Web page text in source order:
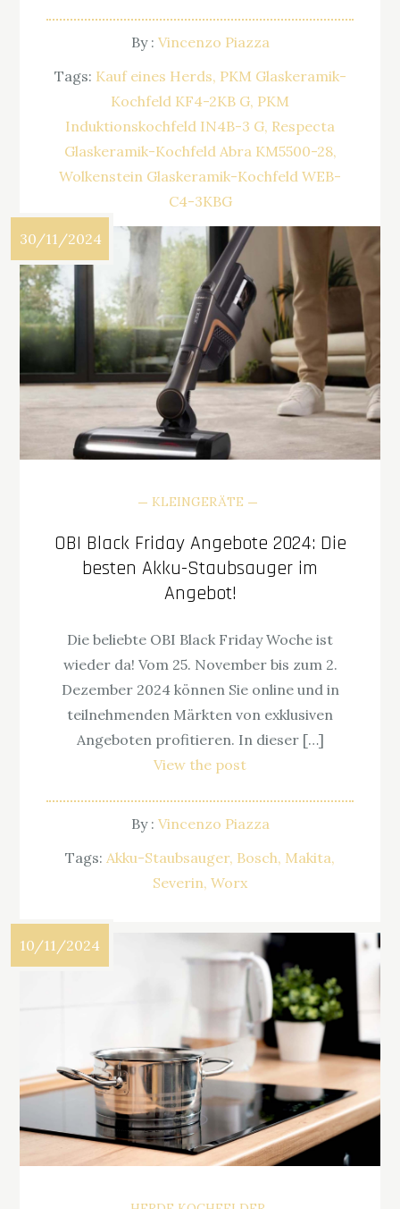
By : Vincenzo Piazza
Tags: Kauf eines Herds PKM Glaskeramik-
Kochfeld KF4-2KB G PKM
Induktionskochfeld IN4B-3 G Respecta
Glaskeramik-Kochfeld Abra KM5500-28
Wolkenstein Glaskeramik-Kochfeld WEB-
C4-3KBG
30/11/2024
KLEINGERÄTE
OBI Black Friday Angebote 2024: Die
besten Akku-Staubsauger im
Angebot!
Die beliebte OBI Black Friday Woche ist
wieder da! Vom 25. November bis zum 2.
Dezember 2024 können Sie online und in
teilnehmenden Märkten von exklusiven
Angeboten profitieren. In dieser […]
View the post
By : Vincenzo Piazza
Tags: Akku-Staubsauger Bosch Makita
Severin Worx
10/11/2024